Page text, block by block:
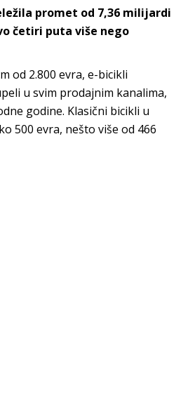
promet od 7,36 milijardi
četiri puta više nego
od 2.800 evra, e-bicikli
u svim prodajnim kanalima,
godine. Klasični bicikli u
500 evra, nešto više od 466